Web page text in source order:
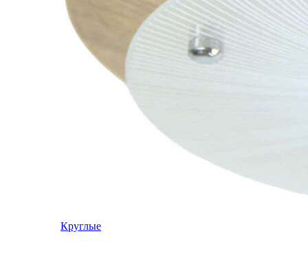
Круглые